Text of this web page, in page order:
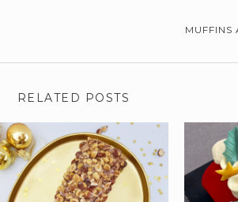
MUFFINS
RELATED POSTS